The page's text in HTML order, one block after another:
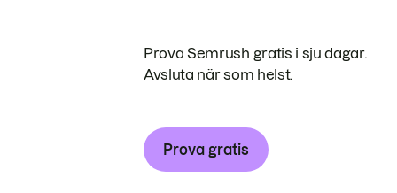
Prova Semrush gratis i sju dagar.
Avsluta när som helst.
Prova gratis